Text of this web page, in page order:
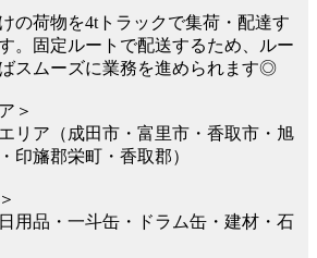
の荷物を4tトラックで集荷・配達す
。固定ルートで配送するため、ルー
スムーズに業務を進められます◎
＞
リア（成田市・富里市・香取市・旭
印旛郡栄町・香取郡）
用品・一斗缶・ドラム缶・建材・石